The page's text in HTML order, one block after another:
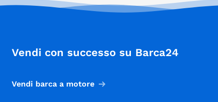
Vendi con successo su Barca24
Vendi barca a motore